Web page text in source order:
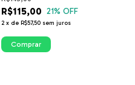
R$115,00 21% OFF
2 x de R$57,50 sem juros
Comprar